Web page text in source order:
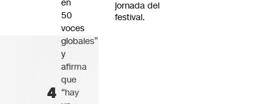
jornada del
festival.
en
50
voces
globales”
y
afirma
que
“hay